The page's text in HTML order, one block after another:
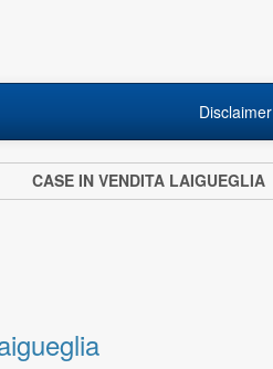
Disclaimer
CASE IN VENDITA LAIGUEGLIA